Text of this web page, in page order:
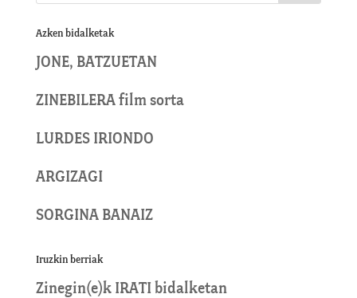
Azken bidalketak
JONE, BATZUETAN
ZINEBILERA film sorta
LURDES IRIONDO
ARGIZAGI
SORGINA BANAIZ
Iruzkin berriak
Zinegin(e)k IRATI bidalketan